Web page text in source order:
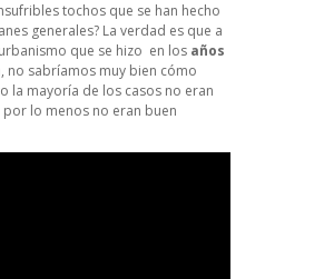
tochos que se han hecho
generales? La verdad es que a
que se hizo en los años
, no sabríamos muy bien cómo
la mayoría de los casos no eran
lo menos no eran buen